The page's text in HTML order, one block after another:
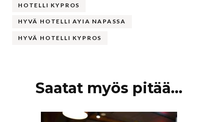
HOTELLI KYPROS
HYVÄ HOTELLI AYIA NAPASSA
HYVÄ HOTELLI KYPROS
Artikkelien
Saatat myös pitää...